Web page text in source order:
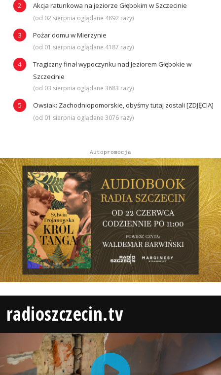
Akcja ratunkowa na jeziorze Głębokim w Szczecinie
(od 02 sierpnia oglądane 4892 razy)
Pożar domu w Mierzynie
(od 01 sierpnia oglądane 4187 razy)
Tragiczny finał wypoczynku nad Jeziorem Głębokie w
Szczecinie
(od 03 sierpnia oglądane 3683 razy)
Owsiak: Zachodniopomorskie, obyśmy tutaj zostali [ZDJĘCIA]
(od 01 sierpnia oglądane 3076 razy)
Autopromocja
radioszczecin.tv